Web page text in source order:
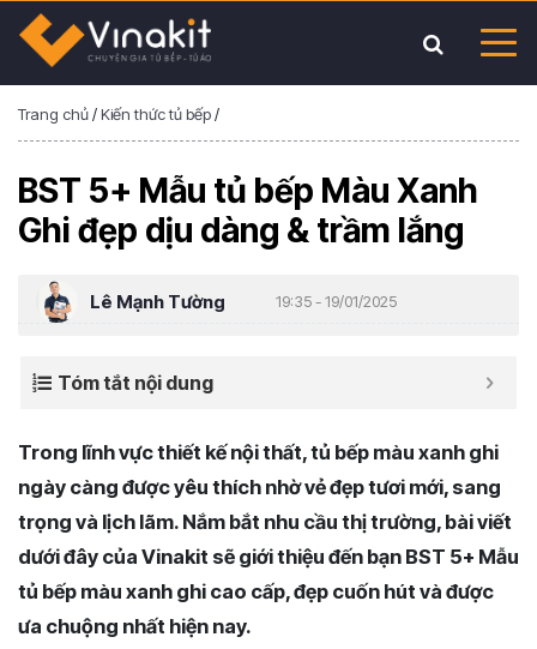
Trang chủ/Kiến thức tủ bếp/
BST 5+ Mẫu tủ bếp Màu Xanh
Ghi đẹp dịu dàng & trầm lắng
Lê Mạnh Tường 19:35 - 19/01/2025
Tóm tắt nội dung
Trong lĩnh vực thiết kế nội thất, tủ bếp màu xanh ghi
ngày càng được yêu thích nhờ vẻ đẹp tươi mới, sang
trọng và lịch lãm. Nắm bắt nhu cầu thị trường, bài viết
dưới đây của Vinakit sẽ giới thiệu đến bạn BST 5+ Mẫu
tủ bếp màu xanh ghi cao cấp, đẹp cuốn hút và được
ưa chuộng nhất hiện nay.